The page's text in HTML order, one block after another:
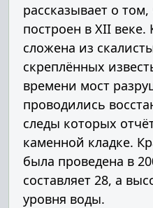
рассказывает о
построен в XII веке.
сложена из
скреплённых
времени мост
проводились
следы которых
каменной кладке.
была проведена в
составляет 28, а
уровня воды.